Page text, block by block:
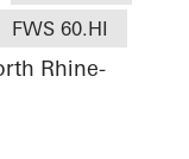
FWS 60.HI
Rhine-